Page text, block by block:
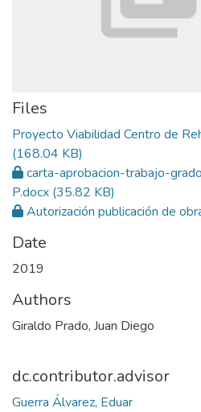
Files
Proyecto Viabilidad Centro de
(168.04 KB)
carta-aprobacion-trabajo-
P.docx (35.82 KB)
Autorización publicación de
Date
2019
Authors
Giraldo Prado, Juan Diego
dc.contributor.advisor
Guerra Álvarez, Eduar